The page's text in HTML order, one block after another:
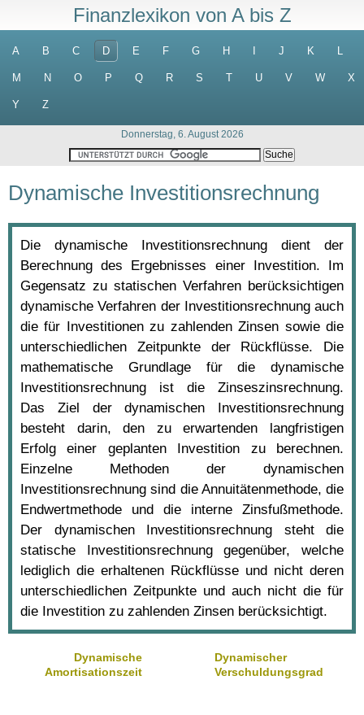
Finanzlexikon von A bis Z
A B C D E F G H J K L
M N O P Q R S T U V W X
Y Z
Donnerstag, 6. August 2026
Dynamische Investitionsrechnung
Die dynamische Investitionsrechnung dient der
Berechnung des Ergebnisses einer Investition. Im
Gegensatz zu statischen Verfahren berücksichtigen
dynamische Verfahren der Investitionsrechnung auch
die für Investitionen zu zahlenden Zinsen sowie die
unterschiedlichen Zeitpunkte der Rückflüsse. Die
mathematische Grundlage für die dynamische
Investitionsrechnung ist die Zinseszinsrechnung.
Das Ziel der dynamischen Investitionsrechnung
besteht darin, den zu erwartenden langfristigen
Erfolg einer geplanten Investition zu berechnen.
Einzelne Methoden der dynamischen
Investitionsrechnung sind die Annuitätenmethode, die
Endwertmethode und die interne Zinsfußmethode.
Der dynamischen Investitionsrechnung steht die
statische Investitionsrechnung gegenüber, welche
lediglich die erhaltenen Rückflüsse und nicht deren
unterschiedlichen Zeitpunkte und auch nicht die für
die Investition zu zahlenden Zinsen berücksichtigt.
Dynamische
Amortisationszeit
Dynamischer
Verschuldungsgrad